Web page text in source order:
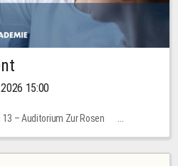
15:00
– Auditorium Zur Rosen